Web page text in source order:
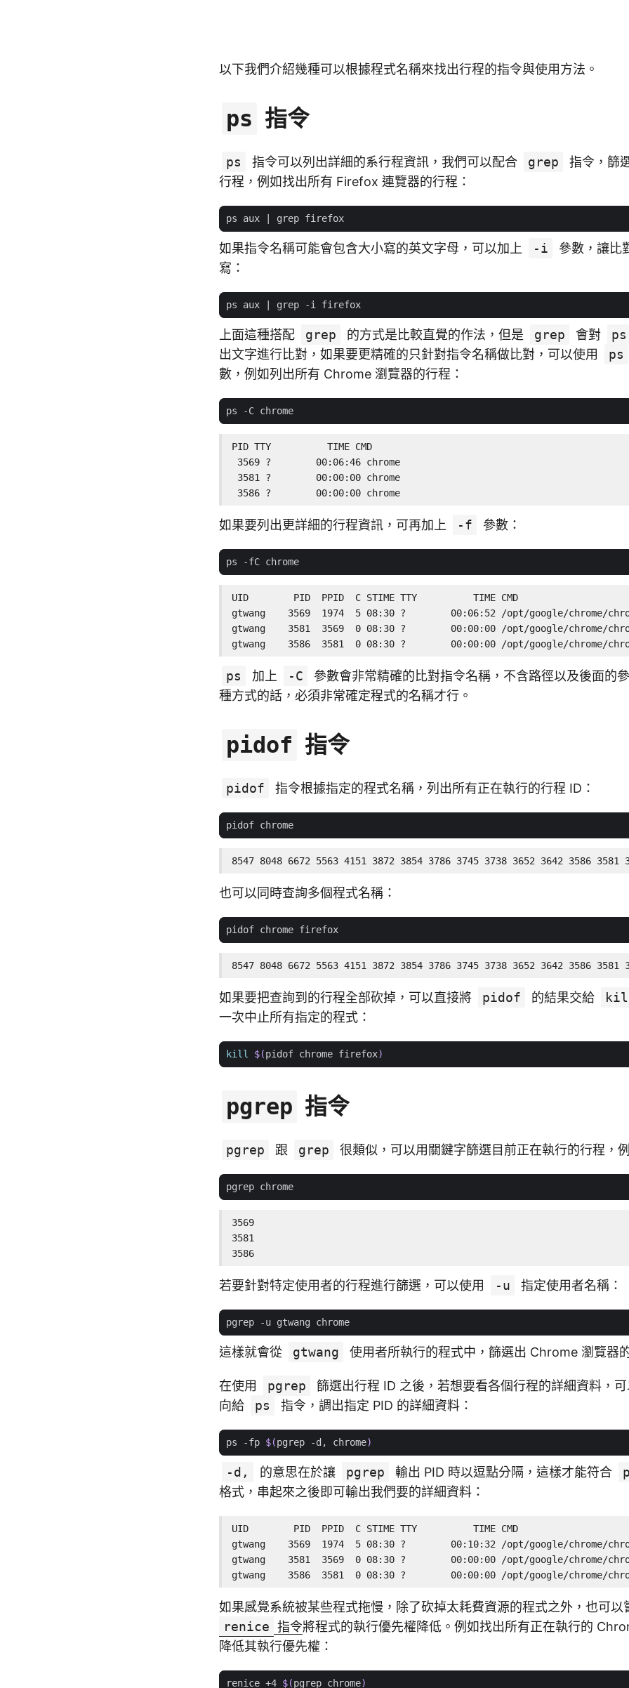
以下我們介紹幾種可以根據程式名稱來找出行程的指令與使用方法。
ps 指令
ps 指令可以列出詳細的系行程資訊，我們可以配合 grep
指令，篩
行程，例如找出所有 Firefox 連覽器的行程：
ps aux
如果指令名稱可能會包含大小寫的英文字母，可以加上 -i
參數，讓比
寫：
ps aux
上面這種搭配 grep 的方式是比較直覺的作法，但是 grep 會對 ps
出文字進行比對，如果要更精確的只針對指令名稱做比對，可以使用
ps
數，例如列出所有 Chrome 瀏覽器的行程：
PID TTY          TIME CMD
3569 ?        00:06:46 chrome
3581 ?        00:00:00 chrome
3586 ?        00:00:00 chrome
如果要列出更詳細的行程資訊，可再加上 -f 參數：
UID        PID  PPID  C STIME TTY          TIME CMD
gtwang    3569  1974  5 08:30 ?        00:06:52 /opt/google/chrome/
gtwang    3581  3569  0 08:30 ?        00:00:00 /opt/google/chrome/
gtwang    3586  3581  0 08:30 ?        00:00:00 /opt/google/chrome/
ps 加上 -C
參數會非常精確的比對指令名稱，不含路徑以及後面的
種方式的話，必須非常確定程式的名稱才行。
pidof 指令
pidof 指令根據指定的程式名稱，列出所有正在執行的行程 ID：
8547 8048 6672 5563 4151 3872 3854 3786 3745 3738 3652 3642 3586 3581
也可以同時查詢多個程式名稱：
8547 8048 6672 5563 4151 3872 3854 3786 3745 3738 3652 3642 3586 3581
如果要把查詢到的行程全部砍掉，可以直接將 pidof 的結果交給
一次中止所有指定的程式：
kill $(pidof chrome firefox)
pgrep 指令
pgrep 跟 grep 很類似，可以用關鍵字篩選目前正在執行的行程，例
3569
3581
3586
若要針對特定使用者的行程進行篩選，可以使用 -u 指定使用者名稱：
這樣就會從 gtwang 使用者所執行的程式中，篩選出 Chrome 瀏覽器
在使用 pgrep
篩選出行程 ID 之後，若想要看各個行程的詳細資料，
向給
ps 指令，調出指定 PID 的詳細資料：
ps -fp $(pgrep -d, chrome)
-d, 的意思在於讓 pgrep 輸出 PID 時以逗點分隔，這樣才能符合
格式，串起來之後即可輸出我們要的詳細資料：
UID        PID  PPID  C STIME TTY          TIME CMD
gtwang    3569  1974  5 08:30 ?        00:10:32 /opt/google/chrome/
gtwang    3581  3569  0 08:30 ?        00:00:00 /opt/google/chrome/
gtwang    3586  3581  0 08:30 ?        00:00:00 /opt/google/chrome/
如果感覺系統被某些程式拖慢，除了砍掉太耗費資源的程式之外，也可以
renice 指令將程式的執行優先權降低。例如找出所有正在執行的
降低其執行優先權：
renice +4 $(pgrep chrome)